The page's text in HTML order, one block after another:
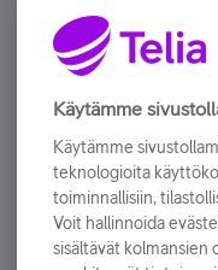
Älä jää paitsi –
Tilaa Telian
sähköpostiisi.
Tilaa nyt
Käytämme
Käytämme
teknologioita
toiminnallisiin,
Voit hallinnoida
sisältävät kolmansien